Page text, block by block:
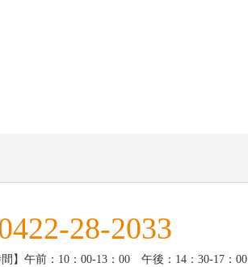
28-2033
間】午前：10：00-13：00 午後：14：30-17：00